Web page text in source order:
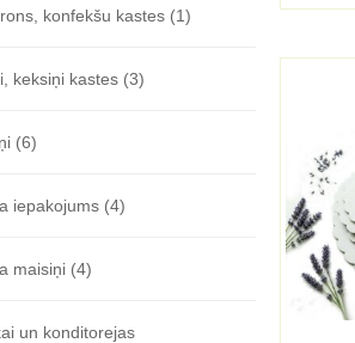
konfekšu kastes (1)
keksiņi kastes (3)
(6)
iepakojums (4)
maisiņi (4)
un konditorejas